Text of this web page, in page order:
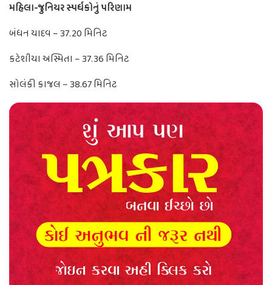
મહિલા-જુનિયર સ્પર્ધકોનું પરિણામ
બંધન યાદવ – 37.20 મિનિટ
કટેશીયા અસ્મિતા – 37.36 મિનિટ
સોલંકી કાજલ – 38.67 મિનિટ